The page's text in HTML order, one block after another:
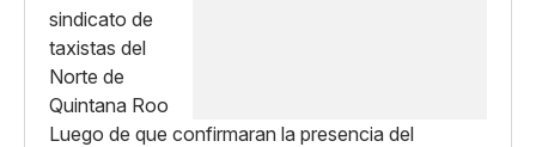
Luego de que confirmaran la presencia del